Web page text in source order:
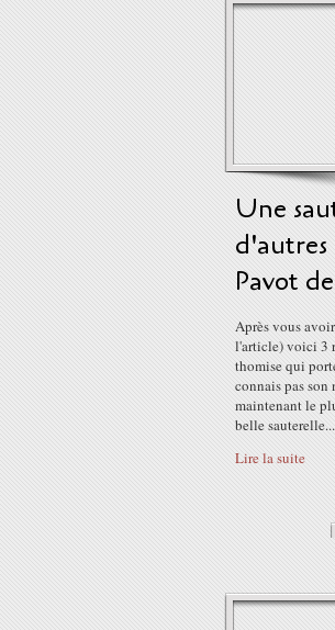
Une
d'autres
Pavot
Après vous
l'article) voici 3
thomise qui
connais pas son
maintenant le
belle sauterelle...
Lire la suite